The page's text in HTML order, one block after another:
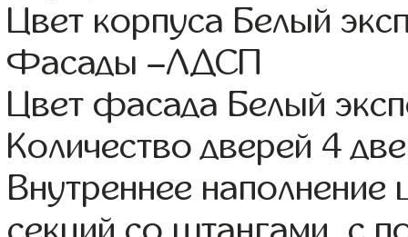
Цвет корпуса Белый
Фасады –ЛДСП
Цвет фасада Белый
Количество дверей 4
Внутреннее